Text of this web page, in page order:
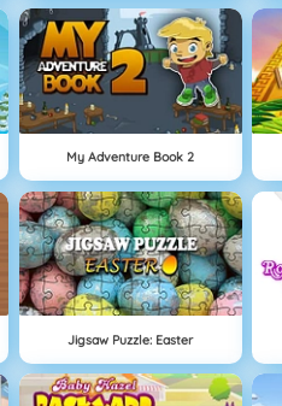
My Adventure Book 2
Jigsaw Puzzle: Easter